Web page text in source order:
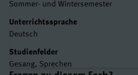
Sommer- und Wintersemester
Unterrichtssprache
Deutsch
Studienfelder
Gesang, Sprechen